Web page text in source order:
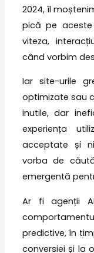
2024, îl
pică pe
viteza,
când vorbim
Iar site-urile
optimizate sau
inutile, dar
experiența
acceptate și
vorba de
emergentă
Ar fi agenții
predictive, în
conversiei și la